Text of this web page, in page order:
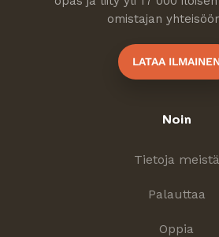
omistajan
LATAA
Noin
Tietoja meistä
Palauttaa
Oppia